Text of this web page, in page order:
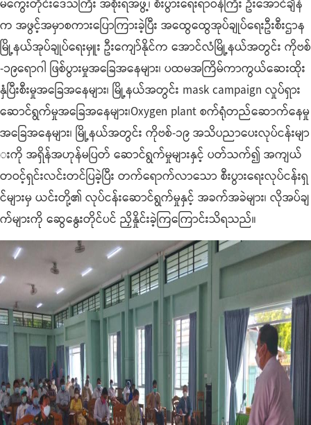
မကွေးတိုင်းဒေသကြီး အစိုးရအဖွဲ့၊ စီးပွားရေးရာဝန်ကြီး ဦးအောင်ချိန်
က အဖွင့်အမှာစကားပြောကြားခဲ့ပြီး အထွေထွေအုပ်ချုပ်ရေးဦးစီးဌာန
မြို့နယ်အုပ်ချုပ်ရေးမှူး ဦးကျော်နိုင်က အောင်လံမြို့နယ်အတွင်း ကိုဗစ်
-၁၉ရောဂါ ဖြစ်ပွားမှုအခြေအနေများ၊ ပထမအကြိမ်ကာကွယ်ဆေးထိုး
နှံပြီးစီးမှုအခြေအနေများ၊ မြို့နယ်အတွင်း mask campaign လှုပ်ရှား
ဆောင်ရွက်မှုအခြေအနေများ၊Oxygen plant စက်ရုံတည်ဆောက်နေမှု
အခြေအနေများ၊ မြို့နယ်အတွင်း ကိုဗစ်-၁၉ အသိပညာပေးလုပ်ငန်းမျာ
းကို အရှိန်အဟုန်မပြတ် ဆောင်ရွက်မှုများနှင့် ပတ်သက်၍ အကျယ်
တဝင့်ရှင်းလင်းတင်ပြခဲ့ပြီး တက်ရောက်လာသော စီးပွားရေးလုပ်ငန်းရှ
င်များမှ ယင်းတို့၏ လုပ်ငန်းဆောင်ရွက်မှုနှင့် အခက်အခဲများ၊ လိုအပ်ချ
က်များကို ဆွေနွေးတိုင်ပင် ညှိနှိုင်းခဲ့ကြကြောင်းသိရသည်။